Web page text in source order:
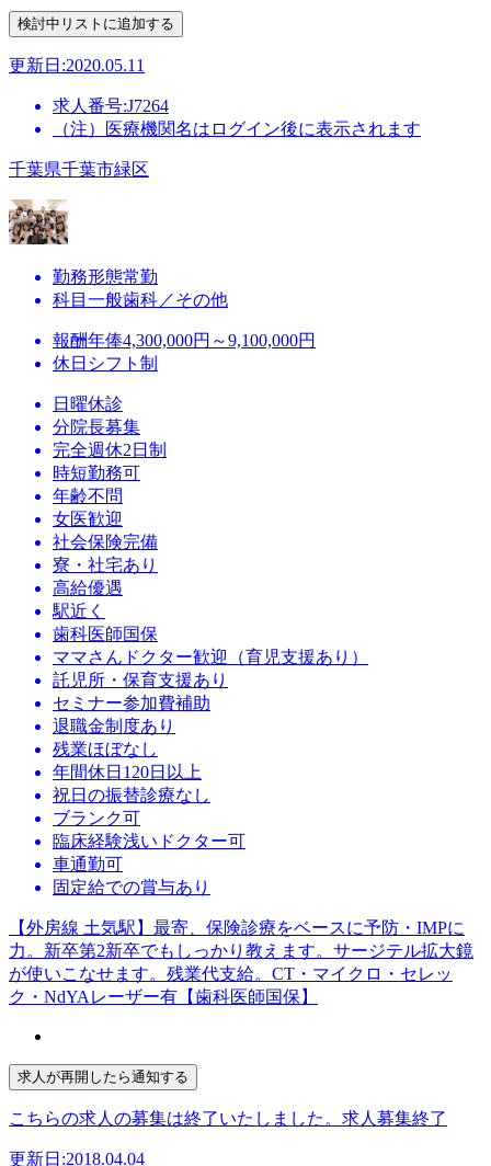
更新日:2020.05.11
求人番号:J7264
（注）医療機関名はログイン後に表示されます
千葉県千葉市緑区
勤務形態常勤
科目 一般歯科／その他
報酬年俸4,300,000円～9,100,000円
休日 シフト制
日曜休診
分院長募集
完全週休2日制
時短勤務可
年齢不問
女医歓迎
社会保険完備
寮・社宅あり
高給優遇
駅近く
歯科医師国保
ママさんドクター歓迎（育児支援あり）
託児所・保育支援あり
セミナー参加費補助
退職金制度あり
残業ほぼなし
年間休日120日以上
祝日の振替診療なし
ブランク可
臨床経験浅いドクター可
車通勤可
固定給での賞与あり
【外房線 土気駅】最寄、保険診療をベースに予防・IMPに
力。新卒第2新卒でもしっかり教えます。サージテル拡大鏡
が使いこなせます。残業代支給。CT・マイクロ・セレッ
ク・NdYAレーザー有【歯科医師国保】
こちらの求人の募集は終了いたしました。 求人募集終了
更新日:2018.04.04